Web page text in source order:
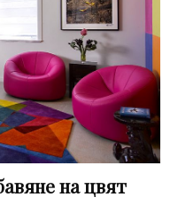
на цвят